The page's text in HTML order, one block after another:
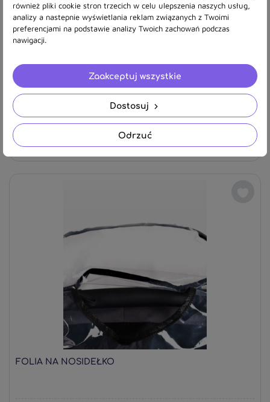
CARETERO MOSKITIERA NA WÓZEK UNIWERSALNA
19,34 zł
FOLIA NA NOSIDEŁKO
również pliki cookie stron trzecich w celu ulepszenia naszych usług,
analizy a nastepnie wyświetlania reklam związanych z Twoimi
preferencjami na podstawie analizy Twoich zachowań podczas
nawigacji.
Odrzuć
Dostosuj
Zaakceptuj wszystkie